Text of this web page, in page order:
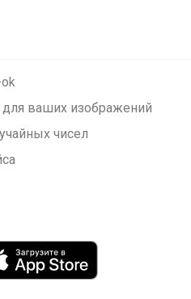
ваших изображений
чисел